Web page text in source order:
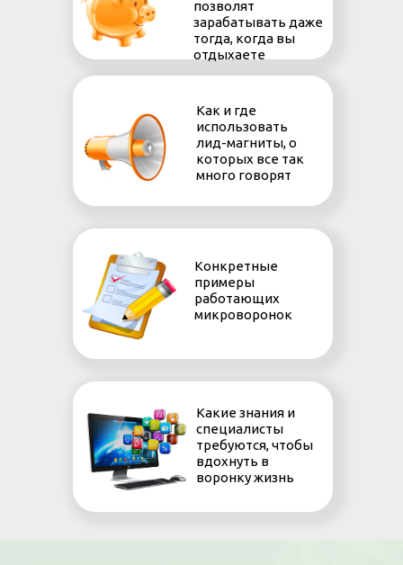
позволят
зарабатывать даже
тогда, когда вы
отдыхаете
Как и где
использовать
лид-магниты, о
которых все так
много говорят
Какие знания и
специалисты
требуются, чтобы
вдохнуть в
воронку жизнь
Конкретные
примеры
работающих
микроворонок
доверительные отношения с
клиентами
Выжимаете по максимуму из
трафика
Знаете, что нужно, для того,
чтобы научиться работать с
холодным потоком клиентов
Имеете план действия для найма
специалистов, которые реализуют
ваш план
Вы избегаете основных ошибок
работы с базой, которые
приводят к отсутствию результата
Вы получите презентацию
курса «Системный маркетинг
в детском центре» и
КЛАССА: